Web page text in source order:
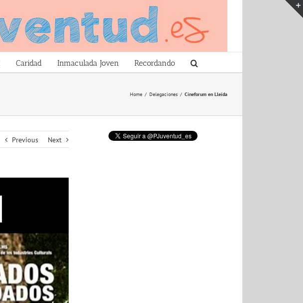
Caridad Inmaculada Joven Recordando
Home / Delegaciones / Cineforum en Lleida
Previous Next